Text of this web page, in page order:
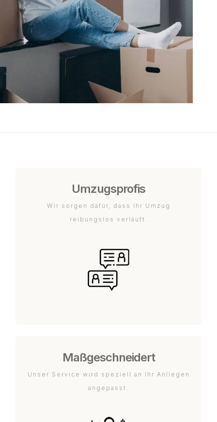
Umzugsprofis
Wir sorgen dafür, dass Ihr Umzug
reibungslos verläuft.
Maßgeschneidert
Unser Service wird speziell an Ihr Anliegen
angepasst.